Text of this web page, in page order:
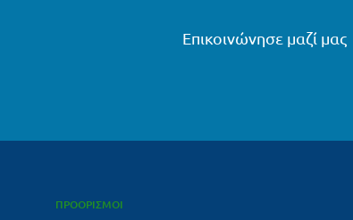
Επικοινώνησε μαζί μας
ΠΡΟΟΡΙΣΜΟΙ